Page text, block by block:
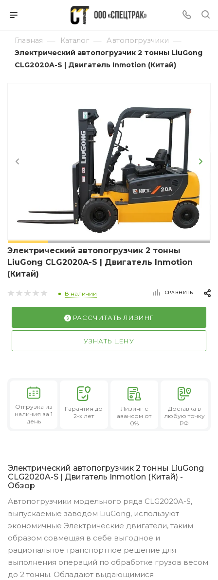
Главная — Каталог — Автопогрузчики —
Электрический автопогрузчик 2 тонны LiuGong
CLG2020A-S | Двигатель Inmotion (Китай)
Электрический автопогрузчик 2 тонны
LiuGong CLG2020A-S | Двигатель Inmotion
(Китай)
В наличии СРАВНИТЬ
РАССЧИТАТЬ ЛИЗИНГ
УЗНАТЬ ЦЕНУ
Отгрузка из
наличия за 1
день
Гарантия до
2-х лет
Лизингс
авансом от
0%
Доставка в
любую точку
РФ
Электрический автопогрузчик 2 тонны LiuGong
CLG2020A-S | Двигатель Inmotion (Китай) -
Обзор
Автопогрузчики модельного ряда CLG2020A-S,
выпускаемые заводом LiuGong, используют
экономичные Электрические двигатели, таким
образом совмещая в себе выгодное и
рациональное транспортное решение для
выполнения операций по обработке грузов весом
до 2 тонны. Обладают выдающимися